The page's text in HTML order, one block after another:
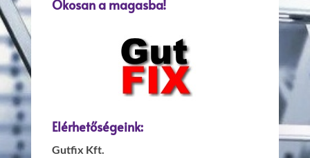
Okosan a magasba!
Elérhetőségeink:
Gutfix Kft.